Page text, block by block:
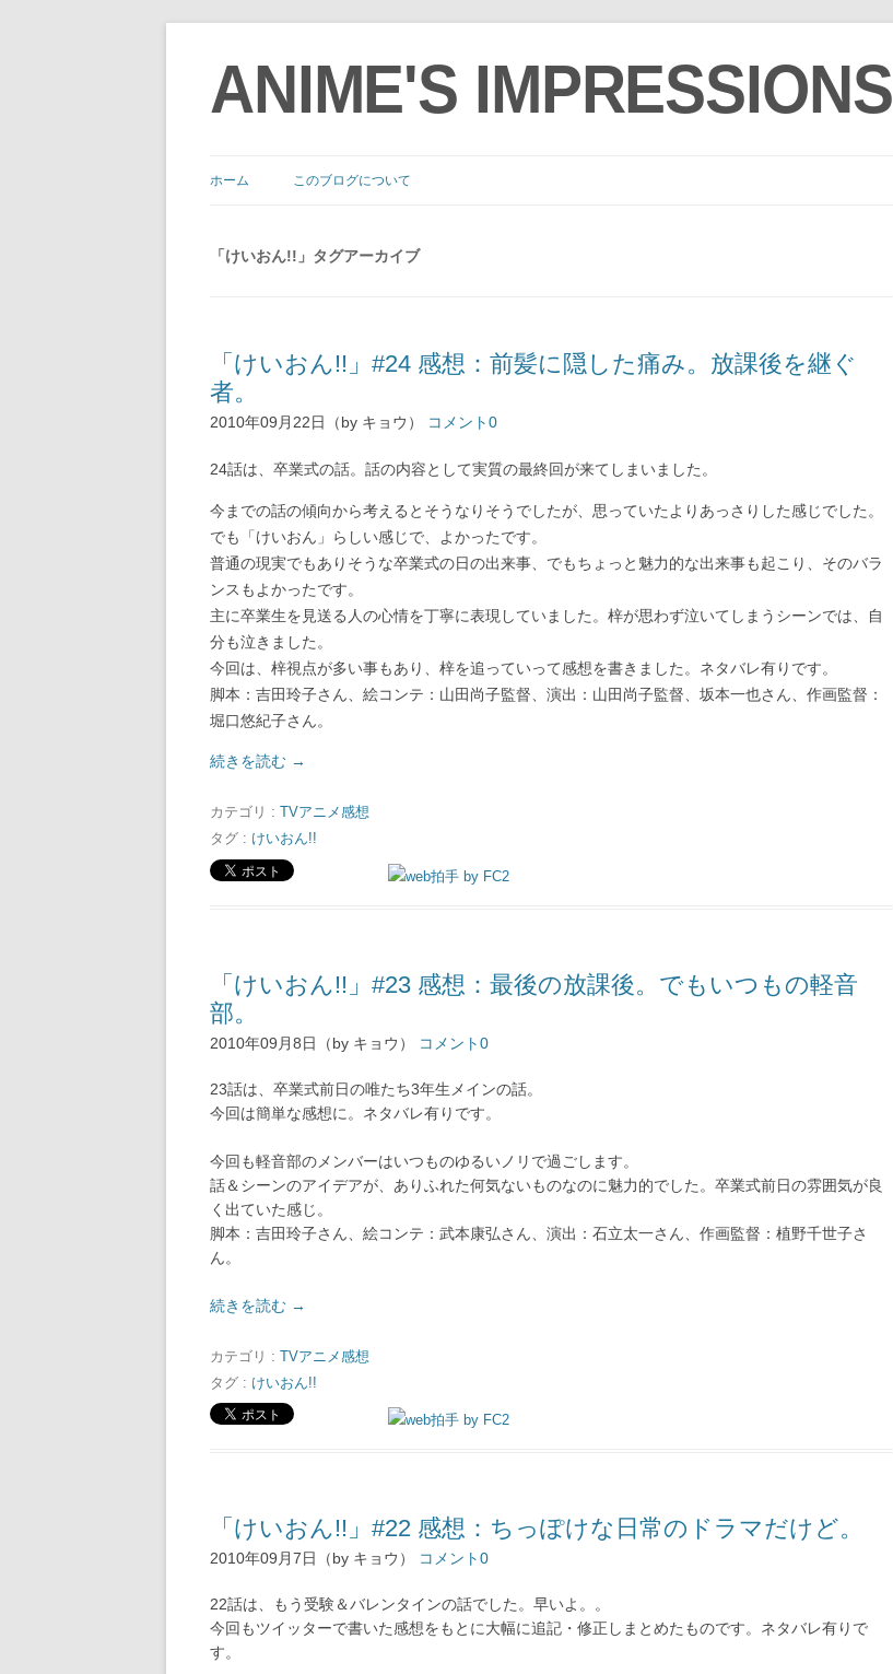
ANIME'S IMPRESSIONS
ホーム このブログについて
「 けいおん!! 」タグアーカイブ
「けいおん!!」#24 感想：前髪に隠した痛み。放課後を継ぐ
者。
2010年09月22日（by キョウ） コメント0
24話は、卒業式の話。話の内容として実質の最終回が来てしまいました。
今までの話の傾向から考えるとそうなりそうでしたが、思っていたよりあっさりした感じでした。
でも「けいおん」らしい感じで、よかったです。
普通の現実でもありそうな卒業式の日の出来事、でもちょっと魅力的な出来事も起こり、そのバラ
ンスもよかったです。
主に卒業生を見送る人の心情を丁寧に表現していました。梓が思わず泣いてしまうシーンでは、自
分も泣きました。
今回は、梓視点が多い事もあり、梓を追っていって感想を書きました。ネタバレ有りです。
脚本：吉田玲子さん、絵コンテ：山田尚子監督、演出：山田尚子監督、坂本一也さん、作画監督：
堀口悠紀子さん。
続きを読む →
カテゴリ : TVアニメ感想
タグ : けいおん!!
「けいおん!!」#23 感想：最後の放課後。でもいつもの軽音
部。
2010年09月8日（by キョウ） コメント0
23話は、卒業式前日の唯たち3年生メインの話。
今回は簡単な感想に。ネタバレ有りです。
今回も軽音部のメンバーはいつものゆるいノリで過ごします。
話＆シーンのアイデアが、ありふれた何気ないものなのに魅力的でした。卒業式前日の雰囲気が良
く出ていた感じ。
脚本：吉田玲子さん、絵コンテ：武本康弘さん、演出：石立太一さん、作画監督：植野千世子さ
ん。
続きを読む →
カテゴリ : TVアニメ感想
タグ : けいおん!!
「けいおん!!」#22 感想：ちっぽけな日常のドラマだけど。
2010年09月7日（by キョウ） コメント0
22話は、もう受験＆バレンタインの話でした。早いよ。。
今回もツイッターで書いた感想をもとに大幅に追記・修正しまとめたものです。ネタバレ有りで
す。